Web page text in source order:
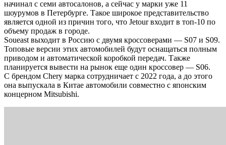
начинал с семи автосалонов, а сейчас у марки уже 11
шоурумов в Петербурге. Такое широкое представительство
является одной из причин того, что Jetour входит в топ-10 по
объему продаж в городе.
Soueast выходит в Россию с двумя кроссоверами — S07 и S09.
Топовые версии этих автомобилей будут оснащаться полным
приводом и автоматической коробкой передач. Также
планируется вывести на рынок еще один кроссовер — S06.
С брендом Chery марка сотрудничает с 2022 года, а до этого
она выпускала в Китае автомобили совместно с японским
концерном Mitsubishi.